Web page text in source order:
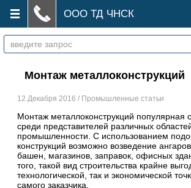
ООО ТД ЧНСК
Монтаж металлоконструкций
12 Декабря 2016 / Промышленные статьи
Монтаж металлоконструкций популярная
среди представителей различных
промышленности. С использованием
конструкций возможно возведение
башен, магазинов, заправок, офисных
того, такой вид строительства крайне
технологической, так и экономической
самого заказчика.